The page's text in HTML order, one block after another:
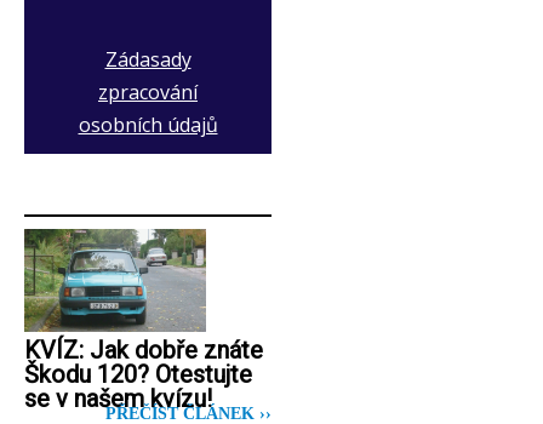
Zádasady
zpracování
osobních údajů
KVÍZ: Jak dobře znáte
Škodu 120? Otestujte
se v našem kvízu!
PŘEČÍST ČLÁNEK ››